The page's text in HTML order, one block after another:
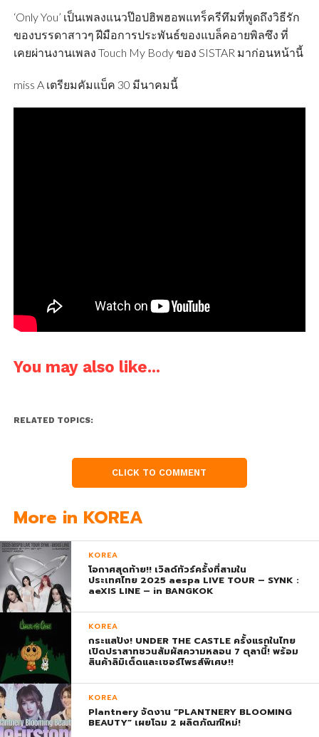
‘Only You’ เป็นเพลงแนวป๊อปฮิพฮอพแทร็ครีทึมที่พูดถึงวิธีรัก
ของบรรดาสาวๆ ฝีมือการประพันธ์ของแบล็คอายพิลซึง ที่
เคยผ่านงานเพลง Touch My Body ของ SISTAR มาก่อนหน้านี้
miss A เตรียมคัมแบ็ค 30 มีนาคมนี้
You may also like...
RELATED TOPICS:
CLICK TO COMMENT
More in KOREA
KOREA
โอกาศสุดท้าย!! เวิลด์ทัวร์ครั้งที่สามใน
ประเทศไทย 2025 aespa LIVE TOUR – SYNK :
aeXIS LINE – in BANGKOK
KOREA
กระแสปัง! UNDER THE CASTLE ครั้งแรกในไทย
เปิดปราสาทชวนสัมผัสความหลอน 7 ตุลานี้! พร้อม
สินค้าลิมิเต็ดและเซอร์ไพรส์พิเศษ!!
KOREA
Plantnery จัดงาน “PLANTNERY BLOOMING
BEAUTY” เผยโฉม 2 ผลิตภัณฑ์ใหม่!